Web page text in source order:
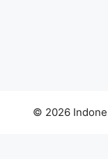
© 2026